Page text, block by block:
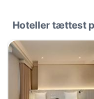
Hoteller tættest